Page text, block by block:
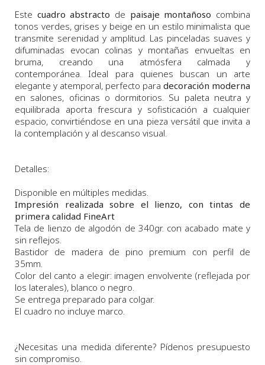
Este cuadro abstracto de paisaje montañoso combina
tonos verdes, grises y beige en un estilo minimalista que
transmite serenidad y amplitud. Las pinceladas suaves y
difuminadas evocan colinas y montañas envueltas en
bruma, creando una atmósfera calmada y
contemporánea. Ideal para quienes buscan un arte
elegante y atemporal, perfecto para decoración moderna
en salones, oficinas o dormitorios. Su paleta neutra y
equilibrada aporta frescura y sofisticación a cualquier
espacio, convirtiéndose en una pieza versátil que invita a
la contemplación y al descanso visual.
Detalles:
Disponible en múltiples medidas.
Impresión realizada sobre el lienzo, con tintas de
primera calidad FineArt
Tela de lienzo de algodón de 340gr. con acabado mate y
sin reflejos.
Bastidor de madera de pino premium con perfil de
35mm.
Color del canto a elegir: imagen envolvente (reflejada por
los laterales), blanco o negro.
Se entrega preparado para colgar.
El cuadro no incluye marco.
¿Necesitas una medida diferente? Pídenos presupuesto
sin compromiso.